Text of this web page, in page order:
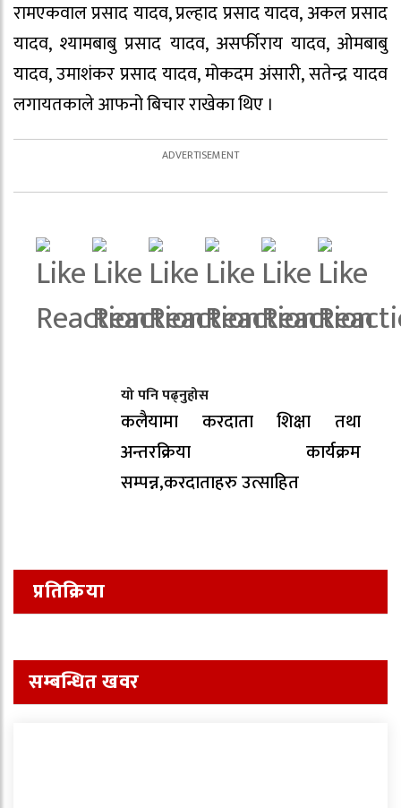
रामएकवाल प्रसाद यादव, प्रल्हाद प्रसाद यादव, अकल प्रसाद
यादव, श्यामबाबु प्रसाद यादव, असर्फीराय यादव, ओमबाबु
यादव, उमाशंकर प्रसाद यादव, मोकदम अंसारी, सतेन्द्र यादव
लगायतकाले आफनो बिचार राखेका थिए ।
यो पनि पढ्नुहोस
कलैयामा करदाता शिक्षा तथा
अन्तरक्रिया कार्यक्रम
सम्पन्न,करदाताहरु उत्साहित
प्रतिक्रिया
सम्बन्धित खवर